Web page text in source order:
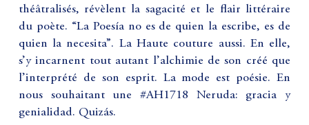
théâtralisés, révèlent la sagacité et le flair littéraire
du poète. “La Poesía no es de quien la escribe, es de
quien la necesita”. La Haute couture aussi. En elle,
s’y incarnent tout autant l’alchimie de son créé que
l’interprété de son esprit. La mode est poésie. En
nous souhaitant une #AH1718 Neruda: gracia y
genialidad. Quizás.